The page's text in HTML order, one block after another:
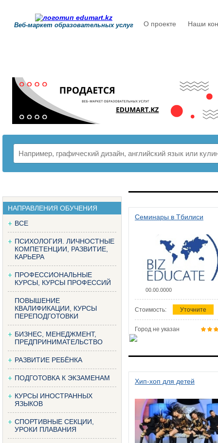
Веб-маркет образовательных услуг О проекте Наши
НАПРАВЛЕНИЯ ОБУЧЕНИЯ
ВСЕ
ПСИХОЛОГИЯ. ЛИЧНОСТНЫЕ
КОМПЕТЕНЦИИ, РАЗВИТИЕ,
КАРЬЕРА
ПРОФЕССИОНАЛЬНЫЕ
КУРСЫ, КУРСЫ ПРОФЕССИЙ
ПОВЫШЕНИЕ
КВАЛИФИКАЦИИ, КУРСЫ
ПЕРЕПОДГОТОВКИ
БИЗНЕС, МЕНЕДЖМЕНТ,
ПРЕДПРИНИМАТЕЛЬСТВО
РАЗВИТИЕ РЕБЁНКА
ПОДГОТОВКА К ЭКЗАМЕНАМ
КУРСЫ ИНОСТРАННЫХ
ЯЗЫКОВ
СПОРТИВНЫЕ СЕКЦИИ,
УРОКИ ПЛАВАНИЯ
Семинары в Тбилиси
00.00.0000
Стоимость: Уточните
Город не указан
Хип-хоп для детей